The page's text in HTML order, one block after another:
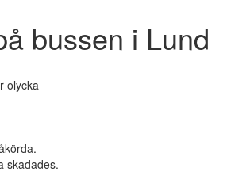
bussen i Lund
olycka
skadades.